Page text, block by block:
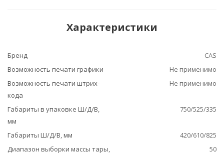
Характеристики
Бренд
CAS
Возможность печати графики
Не применимо
Возможность печати штрих-
кода
Не применимо
Габариты в упаковке Ш/Д/В,
мм
750/525/335
Габариты Ш/Д/В, мм
420/610/825
Диапазон выборки массы тары,
50